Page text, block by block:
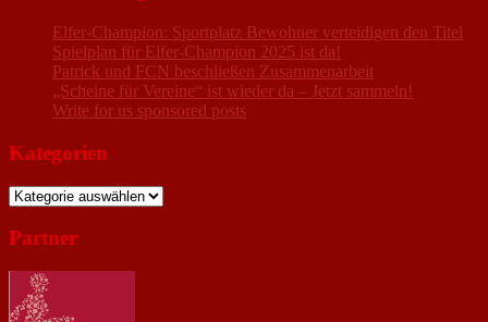
Elfer-Champion: Sportplatz Bewohner verteidigen den Titel
Spielplan für Elfer-Champion 2025 ist da!
Patrick und FCN beschließen Zusammenarbeit
„Scheine für Vereine“ ist wieder da – Jetzt sammeln!
Write for us sponsored posts
Kategorien
Kategorien
Partner